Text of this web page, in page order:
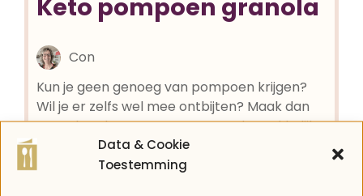
Data & Cookie
Toestemming
Keto pompoen granola
Con
Kun je geen genoeg van pompoen krijgen?
Wil je er zelfs wel mee ontbijten? Maak dan
eens deze keto pompoen granola. Makkelijk
te maken, en erg lekker met bijvoorbeeld
kokosyoghurt.